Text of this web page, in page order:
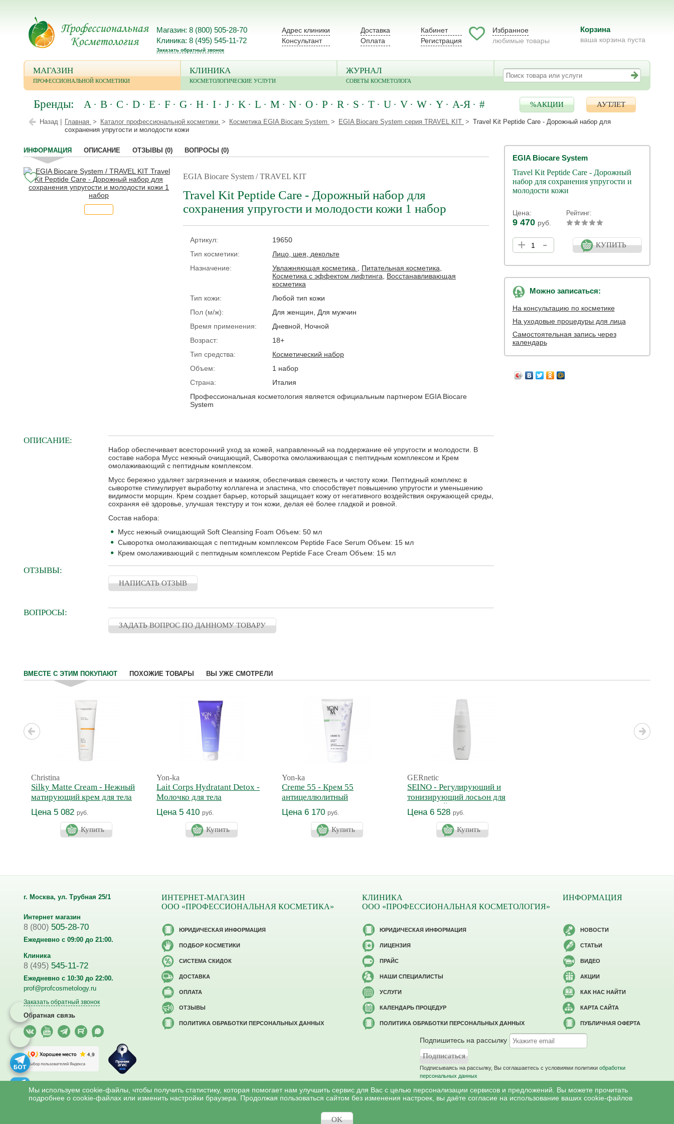
Магазин: 8 (800) 505-28-70
Клиника: 8 (495) 545-11-72
Заказать обратный звонок
Адрес клиники
Консультант
Доставка
Оплата
Кабинет
Регистрация
Избранное
любимые товары
Корзина
ваша корзина пуста
МАГАЗИН
ПРОФЕССИОНАЛЬНОЙ КОСМЕТИКИ
КЛИНИКА
КОСМЕТОЛОГИЧЕСКИЕ УСЛУГИ
ЖУРНАЛ
СОВЕТЫ КОСМЕТОЛОГА
Бренды: A B C D E F G H I J K L M N O P R S T U V W Y А-Я # %АКЦИИ АУТЛЕТ
Назад | Главная Каталог профессиональной косметики Косметика EGIA Biocare System EGIA Biocare System серия TRAVEL KIT
Travel Kit Peptide Care - Дорожный набор для
сохранения упругости и молодости кожи
ИНФОРМАЦИЯ ОПИСАНИЕ ОТЗЫВЫ (0) ВОПРОСЫ (0)
EGIA Biocare System / TRAVEL KIT
Travel Kit Peptide Care - Дорожный набор для
сохранения упругости и молодости кожи 1 набор
Артикул:
19650
Тип косметики:
Лицо, шея, декольте
Назначение:
Увлажняющая косметика Питательная косметика
Косметика с эффектом лифтинга
Восстанавливающая
косметика
Тип кожи:
Любой тип кожи
Пол (м/ж):
Для женщин, Для мужчин
Время применения:
Дневной, Ночной
Возраст:
18+
Тип средства:
Косметический набор
Объем:
1 набор
Страна:
Италия
Профессиональная косметология является официальным партнером EGIA Biocare
System
EGIA Biocare System
Travel Kit Peptide Care - Дорожный
набор для сохранения упругости и
молодости кожи
Цена:
9 470 руб.
Рейтинг:
+ - КУПИТЬ
Можно записаться:
На консультацию по косметике
На уходовые процедуры для лица
Самостоятельная запись через
календарь
ОПИСАНИЕ:
Набор обеспечивает всесторонний уход за кожей, направленный на поддержание её упругости и молодости. В
составе набора Мусс нежный очищающий, Сыворотка омолаживающая с пептидным комплексом и Крем
омолаживающий с пептидным комплексом.
Мусс бережно удаляет загрязнения и макияж, обеспечивая свежесть и чистоту кожи. Пептидный комплекс в
сыворотке стимулирует выработку коллагена и эластина, что способствует повышению упругости и уменьшению
видимости морщин. Крем создает барьер, который защищает кожу от негативного воздействия окружающей среды,
сохраняя её здоровье, улучшая текстуру и тон кожи, делая её более гладкой и ровной.
Состав набора:
Мусс нежный очищающий Soft Cleansing Foam Объем: 50 мл
Сыворотка омолаживающая с пептидным комплексом Peptide Face Serum Объем: 15 мл
Крем омолаживающий с пептидным комплексом Peptide Face Сream Объем: 15 мл
ОТЗЫВЫ:
НАПИСАТЬ ОТЗЫВ
ВОПРОСЫ:
ЗАДАТЬ ВОПРОС ПО ДАННОМУ ТОВАРУ
ВМЕСТЕ С ЭТИМ ПОКУПАЮТ ПОХОЖИЕ ТОВАРЫ ВЫ УЖЕ СМОТРЕЛИ
Christina
Silky Matte Cream - Нежный
матирующий крем для тела
Цена 5 082 руб.
Купить
Yon-ka
Lait Corps Hydratant Detox -
Молочко для тела
увлажняющее Прованс
Цена 5 410 руб.
Купить
Yon-ka
Creme 55 - Крем 55
антицеллюлитный
Цена 6 170 руб.
Купить
GERnetic
SEINO - Регулирующий и
тонизирующий лосьон для
бюста СЕЙНО
Цена 6 528 руб.
Купить
г. Москва, ул. Трубная 25/1
Интернет магазин
8 (800) 505-28-70
Ежедневно с 09:00 до 21:00.
Клиника
8 (495) 545-11-72
Ежедневно с 10:30 до 22:00.
prof@profcosmetology.ru
Заказать обратный звонок
Обратная связь
ИНТЕРНЕТ-МАГАЗИН
ООО «ПРОФЕССИОНАЛЬНАЯ КОСМЕТИКА»
ЮРИДИЧЕСКАЯ ИНФОРМАЦИЯ
ПОДБОР КОСМЕТИКИ
CИСТЕМА СКИДОК
ДОСТАВКА
ОПЛАТА
ОТЗЫВЫ
ПОЛИТИКА ОБРАБОТКИ ПЕРСОНАЛЬНЫХ ДАННЫХ
КЛИНИКА
ООО «ПРОФЕССИОНАЛЬНАЯ КОСМЕТОЛОГИЯ»
ЮРИДИЧЕСКАЯ ИНФОРМАЦИЯ
ЛИЦЕНЗИЯ
ПРАЙС
НАШИ СПЕЦИАЛИСТЫ
УСЛУГИ
КАЛЕНДАРЬ ПРОЦЕДУР
ПОЛИТИКА ОБРАБОТКИ ПЕРСОНАЛЬНЫХ ДАННЫХ
ИНФОРМАЦИЯ
НОВОСТИ
СТАТЬИ
ВИДЕО
АКЦИИ
КАК НАС НАЙТИ
КАРТА САЙТА
ПУБЛИЧНАЯ ОФЕРТА
Подпишитесь на рассылку
Подписываясь на рассылку, Вы соглашаетесь c условиями политики обработки
персональных данных
Все права на материалы сайта www.profcosmetology.ru охраняются в соответствии c законом РФ «Об авторском праве и смежных правах». Имеются противопоказания, необходима консультация специалиста.
Мы используем cookie-файлы, чтобы получить статистику, которая помогает нам улучшить сервис для Вас с целью персонализации сервисов и предложений. Вы можете прочитать
подробнее о cookie-файлах или изменить настройки браузера. Продолжая пользоваться сайтом без изменения настроек, вы даёте согласие на использование ваших cookie-файлов
OK